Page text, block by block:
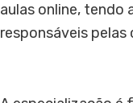
aulas online, tendo
responsáveis